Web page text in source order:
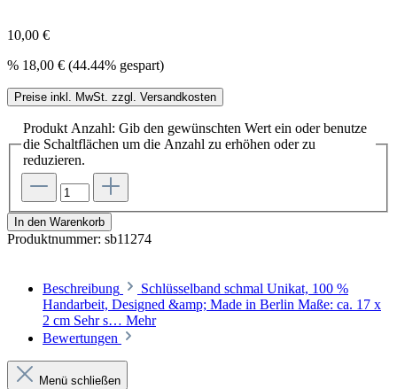
10,00 €
% 18,00 € (44.44% gespart)
Preise inkl. MwSt. zzgl. Versandkosten
Produkt Anzahl: Gib den gewünschten Wert ein oder benutze
die Schaltflächen um die Anzahl zu erhöhen oder zu
reduzieren.
In den Warenkorb
Produktnummer: sb11274
Beschreibung
Schlüsselband schmal Unikat, 100 %
Handarbeit, Designed &amp; Made in Berlin Maße: ca. 17 x
2 cm Sehr s… Mehr
Bewertungen
Menü schließen